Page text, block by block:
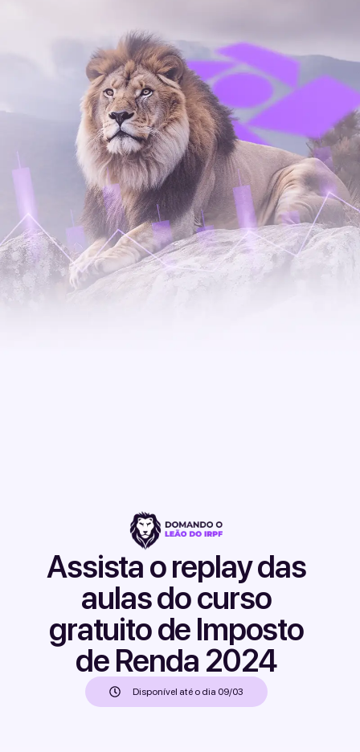
Assista o replay das
aulas do curso
gratuito de Imposto
de Renda 2024
Disponível até o dia 09/03